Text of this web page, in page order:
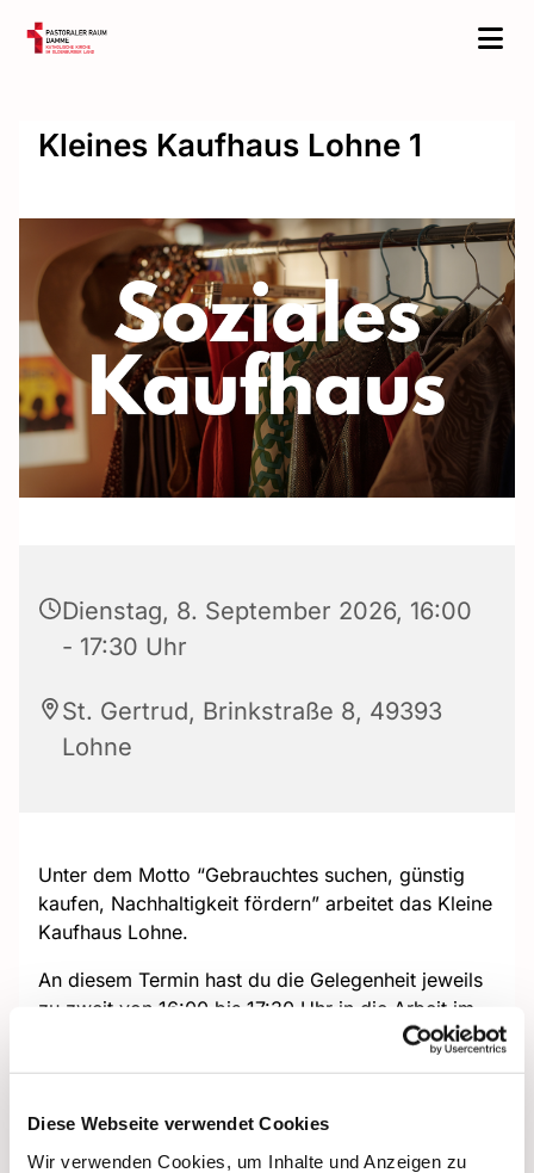
Diese Webseite verwendet Cookies
Wir verwenden Cookies, um Inhalte und Anzeigen zu
Kleines Kaufhaus Lohne 1
Dienstag, 8. September 2026, 16:00
- 17:30 Uhr
St. Gertrud, Brinkstraße 8, 49393
Lohne
Unter dem Motto “Gebrauchtes suchen, günstig
kaufen, Nachhaltigkeit fördern” arbeitet das Kleine
Kaufhaus Lohne.
An diesem Termin hast du die Gelegenheit jeweils
zu zweit von 16:00 bis 17:30 Uhr in die Arbeit im